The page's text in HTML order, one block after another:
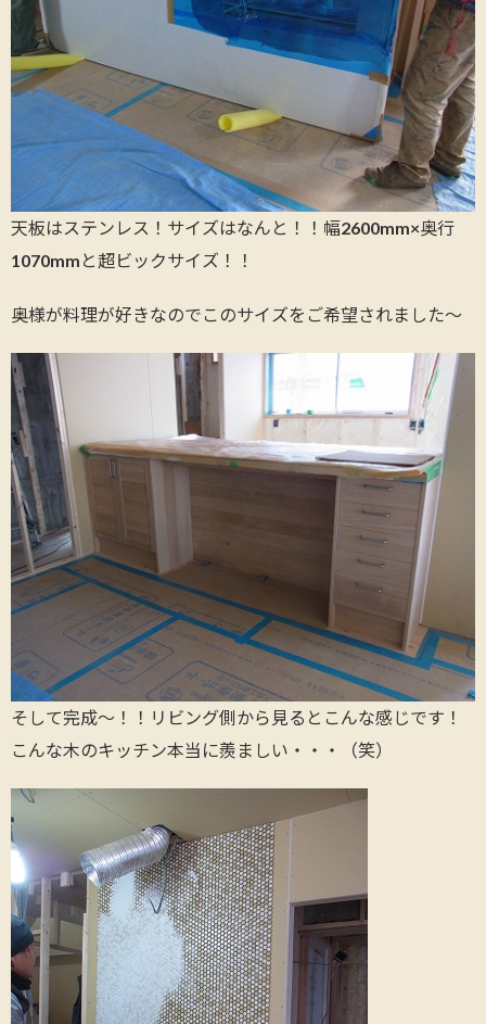
天板はステンレス！サイズはなんと！！幅2600mm×奥行
1070mmと超ビックサイズ！！
奥様が料理が好きなのでこのサイズをご希望されました～
そして完成～！！リビング側から見るとこんな感じです！
こんな木のキッチン本当に羨ましい・・・（笑）